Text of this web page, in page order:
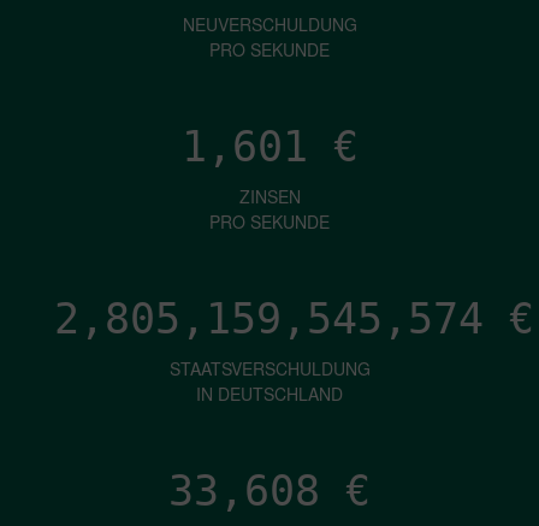
NEUVERSCHULDUNG
PRO SEKUNDE
1,601 €
ZINSEN
PRO SEKUNDE
2,805,159,548,113 €
STAATSVERSCHULDUNG
IN DEUTSCHLAND
33,608 €